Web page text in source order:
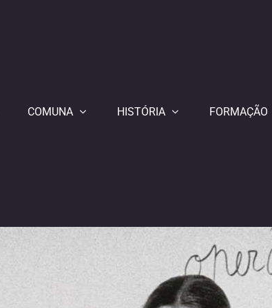
COMUNA HISTÓRIA FORMAÇÃO